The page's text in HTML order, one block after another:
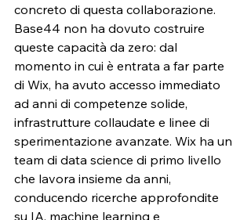
concreto di questa collaborazione.
Base44 non ha dovuto costruire
queste capacità da zero: dal
momento in cui è entrata a far parte
di Wix, ha avuto accesso immediato
ad anni di competenze solide,
infrastrutture collaudate e linee di
sperimentazione avanzate. Wix ha un
team di data science di primo livello
che lavora insieme da anni,
conducendo ricerche approfondite
su IA, machine learning e